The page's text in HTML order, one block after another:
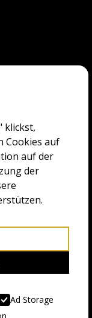
klickst,
Cookies auf
auf der
der
Ad Storage